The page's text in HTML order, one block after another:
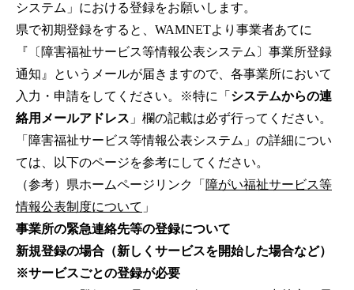
システム」における登録をお願いします。
県で初期登録をすると、WAMNETより事業者あてに
『〔障害福祉サービス等情報公表システム〕事業所登録
通知』というメールが届きますので、各事業所において
入力・申請をしてください。※特に「 システムからの連
絡用メールアドレス 」欄の記載は必ず行ってください。
「障害福祉サービス等情報公表システム」の詳細につい
ては、以下のページを参考にしてください。
（参考）県ホームページリンク「 障がい福祉サービス等
情報公表制度について 」
事業所の緊急連絡先等の登録について
新規登録の場合（新しくサービスを開始した場合など）
※サービスごとの登録が必要